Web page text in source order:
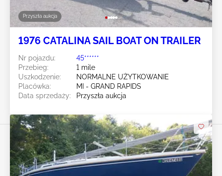
Przyszła aukcja
1976 CATALINA SAIL BOAT ON TRAILER
Nr pojazdu:
45******
Przebieg:
1 mile
Uszkodzenie:
NORMALNE UŻYTKOWANIE
Placówka:
MI - GRAND RAPIDS
Data sprzedaży:
Przyszła aukcja